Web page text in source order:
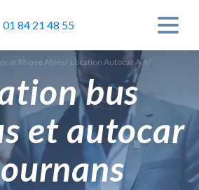
01 84 21 48 55
Rhone Alpes/ Location Autocar Ain/
bus
et autocar